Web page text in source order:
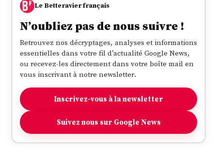
Le Betteravier français
N’oubliez pas de nous suivre !
Retrouvez nos décryptages, analyses et informations
essentielles dans votre fil d’actualité Google News,
ou recevez-les directement dans votre boîte mail en
vous inscrivant à notre newsletter.
Inscrivez-vous à la newsletter
Suivez nous sur Google News